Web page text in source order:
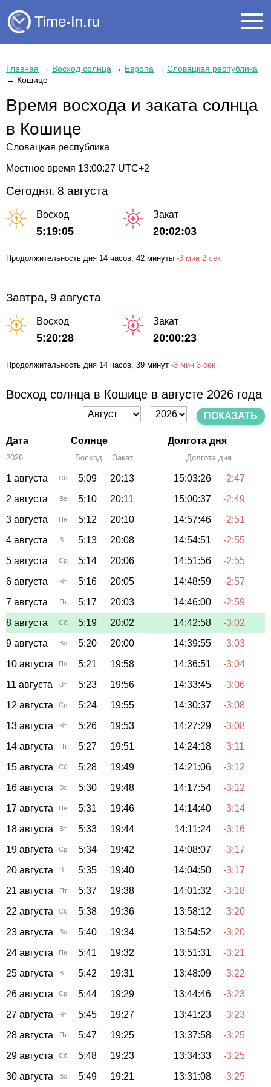
Time-In.ru
Главная → Восход солнца → Европа → Словацкая республика
→ Кошице
Время восхода и заката солнца
в Кошице
Словацкая республика
Местное время 13:00:27 UTC+2
Сегодня, 8 августа
Восход
5:19:05
Закат
20:02:03
Продолжительность дня 14 часов , 42 минуты -3 мин 2 сек
Завтра, 9 августа
Восход
5:20:28
Закат
20:00:23
Продолжительность дня 14 часов, 39 минут -3 мин 3 сек
Восход солнца в Кошице в августе 2026 года
ПОКАЗАТЬ
Дата Солнце Долгота дня
2026 Восход Закат Долгота дня
1 августа Сб 5:09 20:13 15:03:26
-2:47
2 августа
Вс 5:10 20:11 15:00:37
-2:49
3 августа
Пн 5:12 20:10 14:57:46
-2:51
4 августа
Вт 5:13 20:08 14:54:51
-2:55
5 августа
Ср 5:14 20:06 14:51:56
-2:55
6 августа
Чт 5:16 20:05 14:48:59
-2:57
7 августа
Пт 5:17 20:03 14:46:00
-2:59
8 августа
Сб 5:19 20:02 14:42:58
-3:02
9 августа
Вс 5:20 20:00 14:39:55
-3:03
10 августа
Пн 5:21 19:58 14:36:51
-3:04
11 августа
Вт 5:23 19:56 14:33:45
-3:06
12 августа
Ср 5:24 19:55 14:30:37
-3:08
13 августа
Чт 5:26 19:53 14:27:29
-3:08
14 августа
Пт 5:27 19:51 14:24:18
-3:11
15 августа
Сб 5:28 19:49 14:21:06
-3:12
16 августа
Вс 5:30 19:48 14:17:54
-3:12
17 августа
Пн 5:31 19:46 14:14:40
-3:14
18 августа
Вт 5:33 19:44 14:11:24
-3:16
19 августа
Ср 5:34 19:42 14:08:07
-3:17
20 августа
Чт 5:35 19:40 14:04:50
-3:17
21 августа
Пт 5:37 19:38 14:01:32
-3:18
22 августа
Сб 5:38 19:36 13:58:12
-3:20
23 августа
Вс 5:40 19:34 13:54:52
-3:20
24 августа
Пн 5:41 19:32 13:51:31
-3:21
25 августа
Вт 5:42 19:31 13:48:09
-3:22
26 августа
Ср 5:44 19:29 13:44:46
-3:23
27 августа
Чт 5:45 19:27 13:41:23
-3:23
28 августа
Пт 5:47 19:25 13:37:58
-3:25
29 августа
Сб 5:48 19:23 13:34:33
-3:25
30 августа
Вс 5:49 19:21 13:31:08 -3:25